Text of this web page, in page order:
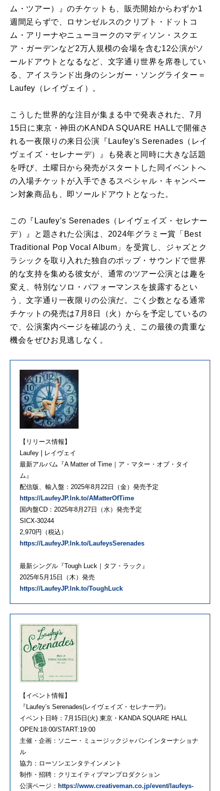
ム・ツアー）』のチケットも、販売開始からわずか1
週間足らずで、ロサンゼルスのクリプト・ドットコ
ム・アリーナやニューヨークのマディソン・スクエ
ア・ガーデンなど2万人規模の会場を含む12公演がソ
ールドアウトとなるなど、文字通り世界を席巻してい
る、アイスランド出身のシンガー・ソングライター＝
Laufey（レイヴェイ）。
こうした世界的な注目が集まる中で発表された、7月
15日に東京・神田のKANDA SQUARE HALLで開催さ
れる一夜限りの来日公演『Laufey’s Serenades（レイ
ヴェイズ・セレナーデ）』も発表と同時に大きな話題
を呼び、土曜日から発売がスタートした同イベントへ
の入場チケットが入手できるスペシャル・キャンペー
ン対象商品も、即ソールドアウトとなった。
この『Laufey’s Serenades（レイヴェイズ・セレナー
デ）』と題された公演は、2024年グラミー賞「Best
Traditional Pop Vocal Album」を受賞し、ジャズとク
ラシックを取り入れた独自のポップ・サウンドで世界
的な支持を集める彼女が、通常のツアー公演とは趣を
変え、特別なソロ・パフォーマンスを披露するとい
う、文字通り一夜限りの公演だ。ごく少数となる通常
チケットの発売は7月8日（火）からを予定しているの
で、公演案内ページを確認のうえ、この最後の貴重な
機会をぜひお見逃しなく。
【リリース情報】
Laufey | レイヴェイ
最新アルバム『A Matter of Time｜ア・マター・オブ・タイ
ム』
配信版、輸入盤：2025年8月22日（金）発売予定
https://LaufeyJP.lnk.to/AMatterOfTime
国内盤CD：2025年8月27日（水）発売予定
SICX-30244
2,970円（税込）
https://LaufeyJP.lnk.to/LaufeysSerenades
最新シングル『Tough Luck｜タフ・ラック』
2025年5月15日（木）発売
https://LaufeyJP.lnk.to/ToughLuck
【イベント情報】
『Laufey’s Serenades(レイヴェイズ・セレナーデ)』
イベント日時：7月15日(火) 東京・KANDA SQUARE HALL
OPEN:18:00/START:19:00
主催・企画：ソニー・ミュージックジャパンインターナショナ
ル
協力：ローソンエンタテインメント
制作・招聘：クリエイティブマンプロダクション
公演ページ： https://www.creativeman.co.jp/event/laufeys-